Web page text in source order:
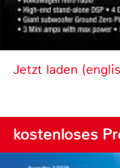
Jetzt laden
kostenloses